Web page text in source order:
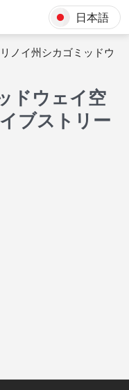
日本語
ノイ州シカゴミッドウ
ドウェイ空
ブストリー